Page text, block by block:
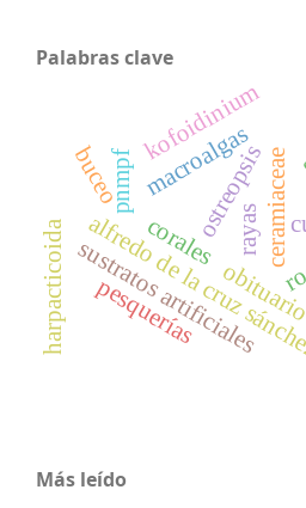
Palabras clave
ceramiaceae
macroalgas
alfredo de la cruz
sustratos artificiales
ostreopsis
corales
pnmpf
rayas
kofoidinium
pesquerías
buceo
harpacticoida
Más leído